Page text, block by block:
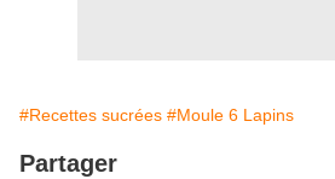
#Recettes sucrées #Moule 6 Lapins
Partager